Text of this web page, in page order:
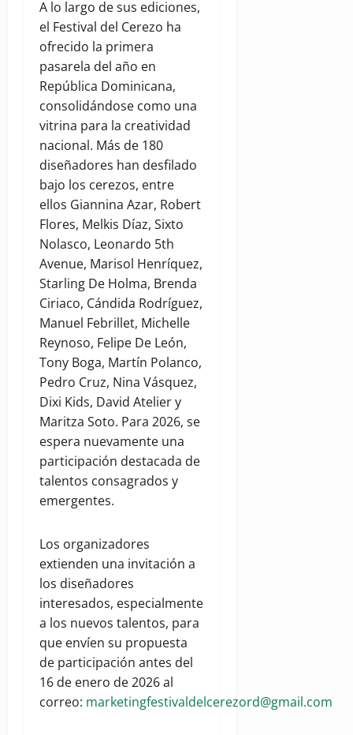
A lo largo de sus ediciones,
el Festival del Cerezo ha
ofrecido la primera
pasarela del año en
República Dominicana,
consolidándose como una
vitrina para la creatividad
nacional. Más de 180
diseñadores han desfilado
bajo los cerezos, entre
ellos Giannina Azar, Robert
Flores, Melkis Díaz, Sixto
Nolasco, Leonardo 5th
Avenue, Marisol Henríquez,
Starling De Holma, Brenda
Ciriaco, Cándida Rodríguez,
Manuel Febrillet, Michelle
Reynoso, Felipe De León,
Tony Boga, Martín Polanco,
Pedro Cruz, Nina Vásquez,
Dixi Kids, David Atelier y
Maritza Soto. Para 2026, se
espera nuevamente una
participación destacada de
talentos consagrados y
emergentes.
Los organizadores
extienden una invitación a
los diseñadores
interesados, especialmente
a los nuevos talentos, para
que envíen su propuesta
de participación antes del
16 de enero de 2026 al
correo: marketingfestivaldelcerezord@gmail.com